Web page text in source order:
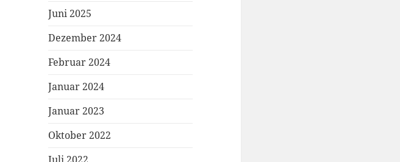
Juni 2025
Dezember 2024
Februar 2024
Januar 2024
Januar 2023
Oktober 2022